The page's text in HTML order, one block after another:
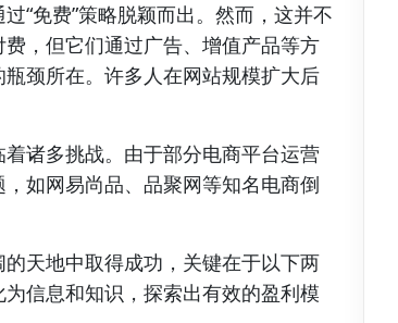
“免费”策略脱颖而出。然而，这并不
，但它们通过广告、增值产品等方
颈所在。许多人在网站规模扩大后
诸多挑战。由于部分电商平台运营
如网易尚品、品聚网等知名电商倒
天地中取得成功，关键在于以下两
信息和知识，探索出有效的盈利模